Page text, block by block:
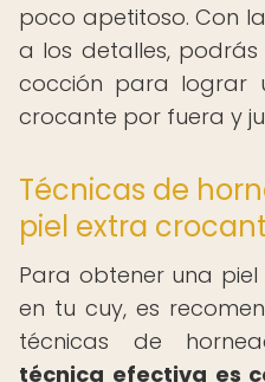
poco apetitoso. Con
a los detalles,
cocción para lograr
crocante por fuera y
Técnicas de
piel extra
Para obtener una
en tu cuy, es
técnicas de
técnica efectiva es